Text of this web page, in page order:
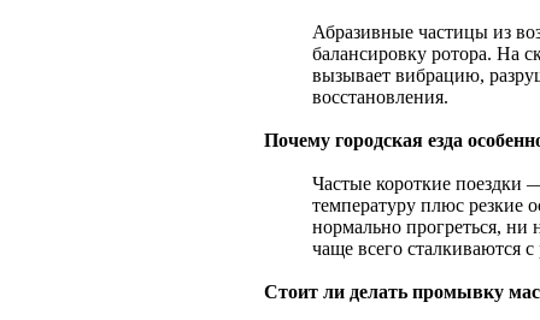
Абразивные частицы из
балансировку ротора. На
вызывает вибрацию,
восстановления.
Почему городская езда
Частые короткие поездки
температуру плюс резкие
нормально прогреться, ни
чаще всего сталкиваются
Стоит ли делать промывку